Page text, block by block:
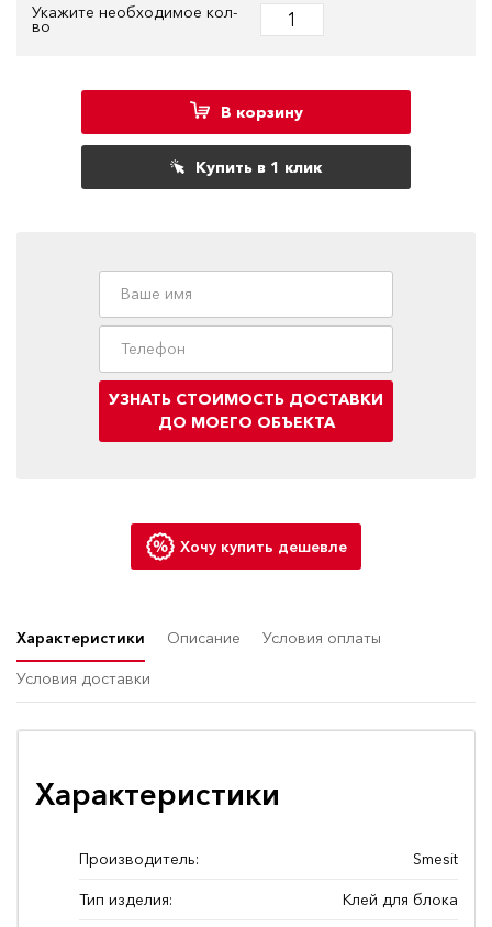
Укажите необходимое кол-
во
В корзину
Купить в 1 клик
УЗНАТЬ СТОИМОСТЬ ДОСТАВКИ
ДО МОЕГО ОБЪЕКТА
Хочу купить дешевле
Характеристики Описание Условия оплаты
Условия доставки
Характеристики
Производитель: Smesit
Тип изделия: Клей для блока